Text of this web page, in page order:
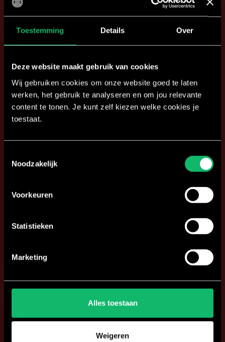
Toestemming Details Over
Deze website maakt gebruik van cookies
Wij gebruiken cookies om onze website goed te laten
werken, het gebruik te analyseren en om jou relevante
content te tonen. Je kunt zelf kiezen welke cookies je
toestaat.
Noodzakelijk
Voorkeuren
Statistieken
Marketing
Alles toestaan
Weigeren